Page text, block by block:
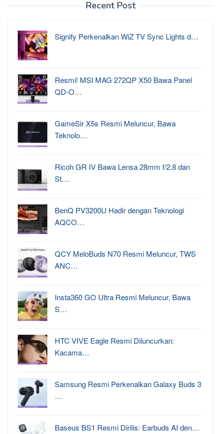
Recent Post
Signify Perkenalkan WiZ TV Sync Lights d…
Resmi! MSI MAG 272QP X50 Bawa Panel
QD-O…
GameSir X5s Resmi Meluncur, Bawa
Teknolo…
Ricoh GR IV Bawa Lensa 28mm f/2.8 dan
St…
BenQ PV3200U Hadir dengan Teknologi
AQCO…
QCY MeloBuds N70 Resmi Meluncur, TWS
ANC…
Insta360 GO Ultra Resmi Meluncur, Bawa
S…
HTC VIVE Eagle Resmi Diluncurkan:
Kacama…
Samsung Resmi Perkenalkan Galaxy Buds 3
…
Baseus BS1 Resmi Dirilis: Earbuds AI den…